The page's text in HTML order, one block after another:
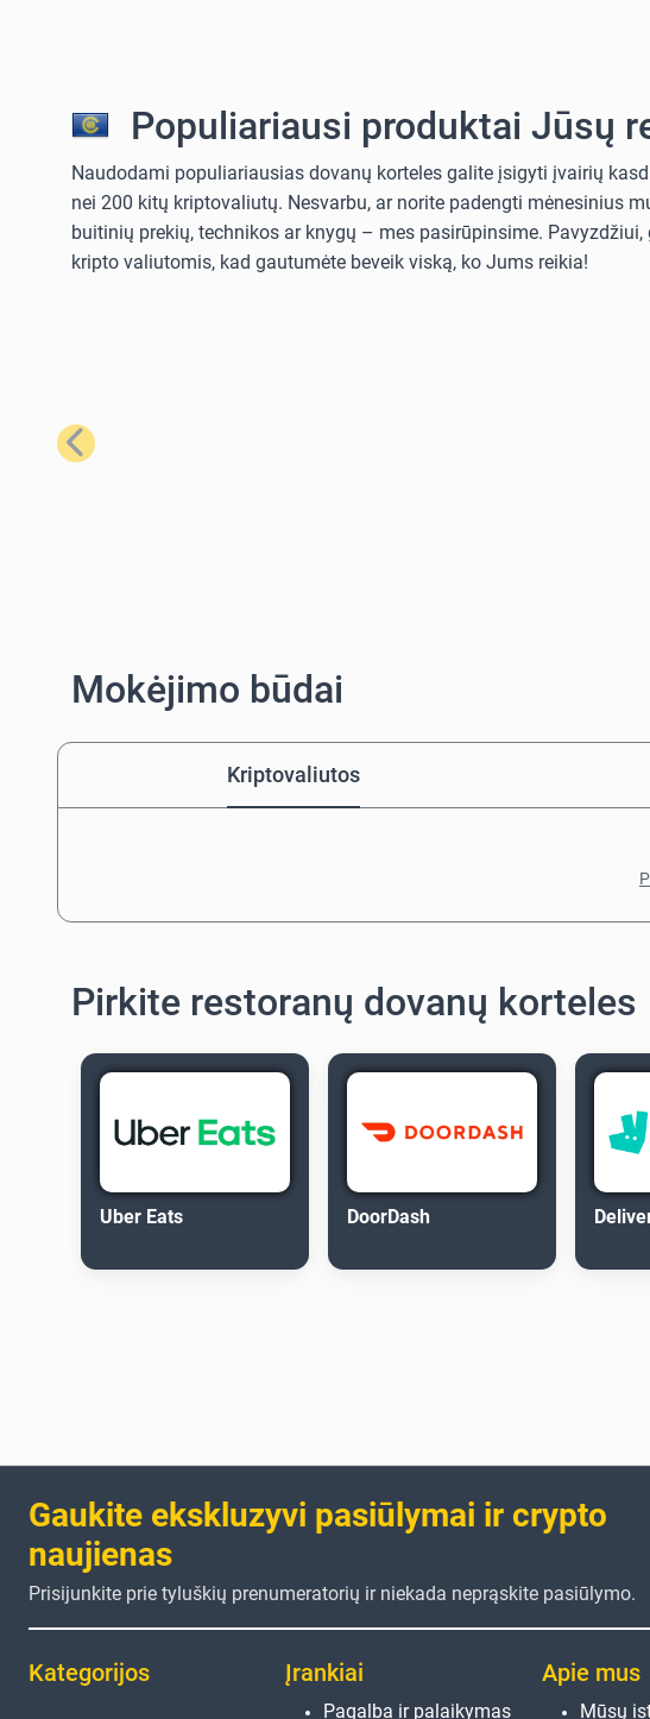
Populiariausi produktai Jūsų
Naudodami populiariausias dovanų korteles galite įsigyti įvairių
nei 200 kitų kriptovaliutų. Nesvarbu, ar norite padengti mėnesinius
buitinių prekių, technikos ar knygų – mes pasirūpinsime.
kripto valiutomis, kad gautumėte beveik viską, ko Jums reikia!
Ankstesnis
Mokėjimo būdai
Kriptovaliutos
Pirkite restoranų dovanų korteles
Uber Eats DoorDash
Gaukite ekskluzyvi pasiūlymai ir crypto
naujienas
Prisijunkite prie tyluškių prenumeratorių ir niekada neprąskite pasiūlymo.
Kategorijos Įrankiai
Pagalba ir palaikymas
Apie mus
Mūsų